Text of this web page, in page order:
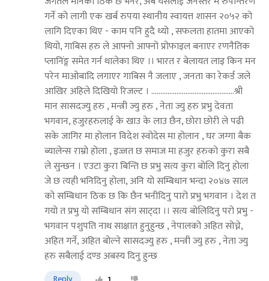
गर्ने को लागी एक खर्ब रुपया स्थानीय स्वायत्त शासन २०५२ को
लागि दिएका थिए - काम पनि हुदै थ्यो , सफलता हातमा आएको
थियो, गाबिस हरु ले आफ्नो आफ्नो प्रोफाइल बनाएर रणनैतिक
प्लानिंङ्ग समेत गर्न थालेका थिए ।। भारत र बेलायत लाइ किन मन
परेन माओबादि लगाएर गाबिस नै जलाए , जनता का रेकर्ड जले
आखिर अहिले दिखियो रिजल्ट । ..............................................श्री
मान सासदज्यु हरु , मन्त्री ज्यु हरु , नेता ज्यु हरु प्रभु देवता
भगवान, हजुरहरुलाई के खाउ के लाउ छैन, छोरा छोरी ले पढी
सके जागिर मा होलान विदेश स्वोदेस मा होलान , घर जग्गा बैक
ब्यालेन्स राम्रो होला , इज्जत छ समाज मा हजुर हरुको कुरा सबै
ले सुन्छन । एउटा कुरा बिन्ति छ प्रभु सत्य कुरा बोलि दिनु होला
जे छ त्यही भनिदिनु होला, अनि यो सम्बिधान भन्दा २०४७ साल
को सम्बिधान ठिक छ कि छैन भनीदिनु पारो प्रभु भगवान । देश त
गयो त प्रभु यो सम्बिधान संग साट्दा ।। सत्य बोलिदिनु परो प्रभु -
भगवान पशुपति नाथ साक्षात हुनुहुन्छ , नेपालको अहित सोच्ने,
अहित गर्ने, अहित बोल्ने सासदज्यु हरु , मन्त्री ज्यु हरु , नेता ज्यु
हरु सबैलाई दण्ड अबस्य दिनु हुन्छ